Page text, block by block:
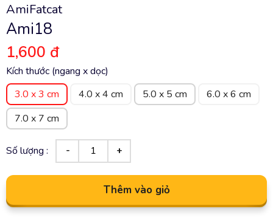
AmiFatcat
Ami18
1,600 đ
Kích thước (ngang x dọc)
3.0 x 3 cm
4.0 x 4 cm 5.0 x 5 cm
6.0 x 6 cm
7.0 x 7 cm
Số lượng :
Thêm vào giỏ